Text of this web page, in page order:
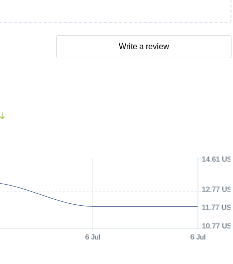
6 Jul 6 Jul
10.77 USD
11.77 USD
12.77 USD
14.61 USD
Write a review